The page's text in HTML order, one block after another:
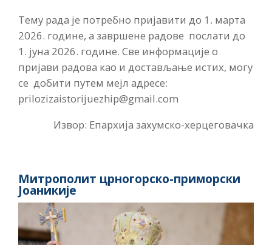
Тему рада је потребно пријавити до 1. марта
2026. године, а завршене радове послати до
1. јуна 2026. године. Све информације о
пријави радова као и достављање истих, могу
се добити путем мејл адресе:
prilozizaistorijuezhip@gmail.com
Извор: Епархија захумско-херцеговачка
Митрополит црногорско-приморски
Јоаникије